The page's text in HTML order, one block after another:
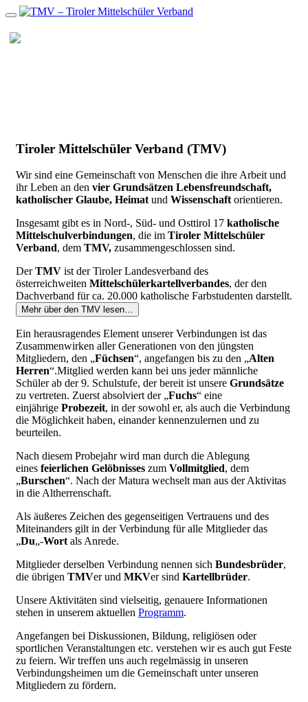
Zum
Tiroler Mittelschüler Verband (TMV)
Wir sind eine Gemeinschaft von Menschen die ihre Arbeit und
ihr Leben an den vier Grundsätzen Lebensfreundschaft,
katholischer Glaube, Heimatund Wissenschaftorientieren.
Insgesamt gibt es in Nord-, Süd- und Osttirol 17 katholische
Mittelschulverbindungen, die im Tiroler Mittelschüler
Verband, dem TMV, zusammengeschlossen sind.
DerTMV ist der Tiroler Landesverband des
österreichweiten Mittelschülerkartellverbandes, der den
Dachverband für ca. 20.000 katholische Farbstudenten darstellt.
Mehr über den TMV lesen…
Ein herausragendes Element unserer Verbindungen ist das
Zusammenwirken aller Generationen von den jüngsten
Mitgliedern, den „Füchsen“, angefangen bis zu den „Alten
Herren“.Mitglied werden kann bei uns jeder männliche
Schüler ab der 9. Schulstufe, der bereit ist unsere Grundsätze
zu vertreten. Zuerst absolviert der „Fuchs“ eine
einjährige Probezeit, in der sowohl er, als auch die Verbindung
die Möglichkeit haben, einander kennenzulernen und zu
beurteilen.
Nach diesem Probejahr wird man durch die Ablegung
eines feierlichen Gelöbnisses zum Vollmitglied, dem
„Burschen“. Nach der Matura wechselt man aus der Aktivitas
in die Altherrenschaft.
Als äußeres Zeichen des gegenseitigen Vertrauens und des
Miteinanders gilt in der Verbindung für alle Mitglieder das
„Du„-Wortals Anrede.
Mitglieder derselben Verbindung nennen sich Bundesbrüder,
die übrigen TMVer und MKVer sind Kartellbrüder.
Unsere Aktivitäten sind vielseitig, genauere Informationen
stehen in unserem aktuellen Programm.
Angefangen bei Diskussionen, Bildung, religiösen oder
sportlichen Veranstaltungen etc. verstehen wir es auch gut Feste
zu feiern. Wir treffen uns auch regelmässig in unseren
Verbindungsheimen um die Gemeinschaft unter unseren
Mitgliedern zu fördern.